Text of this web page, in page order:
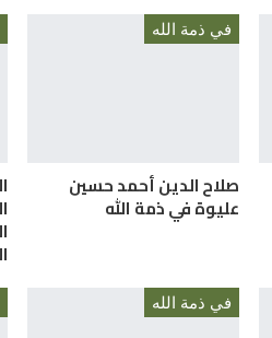
في ذمة الله
صلاح الدين أحمد حسين
عليوة في ذمة الله
في ذمة الله